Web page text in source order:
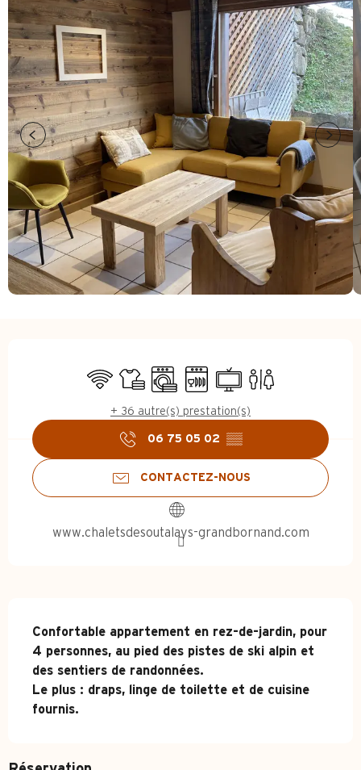
Ouverture et coordonnées
WiFi Draps et linge
Lave lingeLave vaisselle
TélévisionToilettes
+ 36 autre(s) prestation(s)
06 75 05 02 ▒▒
CONTACTEZ-NOUS
www.chaletsdesoutalays-grandbornand.com
Description
Confortable appartement en rez-de-jardin, pour
4 personnes, au pied des pistes de ski alpin et
des sentiers de randonnées.
Le plus : draps, linge de toilette et de cuisine
fournis.